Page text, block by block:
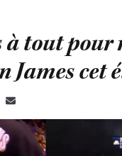
à tout
cet